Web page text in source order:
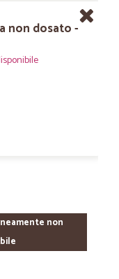
non dosato -
non